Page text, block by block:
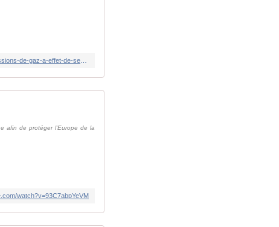
afin de protéger l'Europe de la
watch?v=93C7abpYeVM